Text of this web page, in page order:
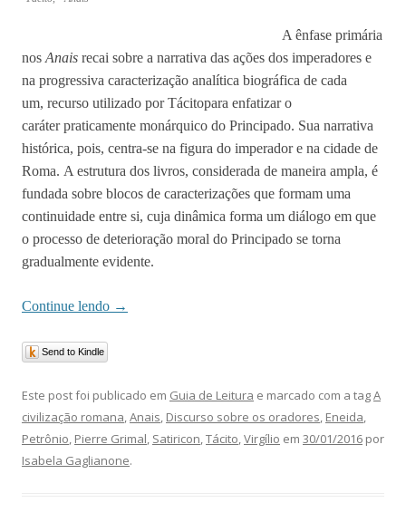
A ênfase primária
nos Anais recai sobre a narrativa das ações dos imperadores e
na progressiva caracterização analítica biográfica de cada
um, recurso utilizado por Tácitopara enfatizar o
caráter praticamente monárquico do Principado. Sua narrativa
histórica, pois, centra-se na figura do imperador e na cidade de
Roma. A estrutura dos livros, considerada de maneira ampla, é
fundada sobre blocos de caracterizações que formam uma
continuidade entre si, cuja dinâmica forma um diálogo em que
o processo de deterioração moral do Principado se torna
gradualmente evidente.
Continue lendo →
Send to Kindle
Este post foi publicado em Guia de Leitura e marcado com a tagA
civilização romana Anais Discurso sobre os oradores Eneida
Petrônio Pierre Grimal Satiricon Tácito Virgílio em 30/01/2016 por
Isabela Gaglianone.